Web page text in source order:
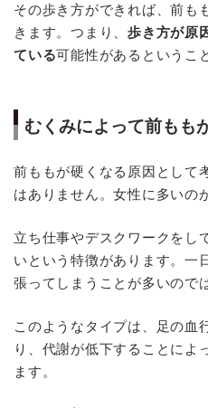
その歩き方ができれば、前も
きます。つまり、歩き方が原
ている可能性があるというこ
むくみによって前もも
前ももが硬くなる原因として
はありません。女性に多いの
立ち仕事やデスクワークをし
いという特徴があります。一
張ってしまうことが多いので
このようなタイプは、足の血
り、代謝が低下することによ
ます。